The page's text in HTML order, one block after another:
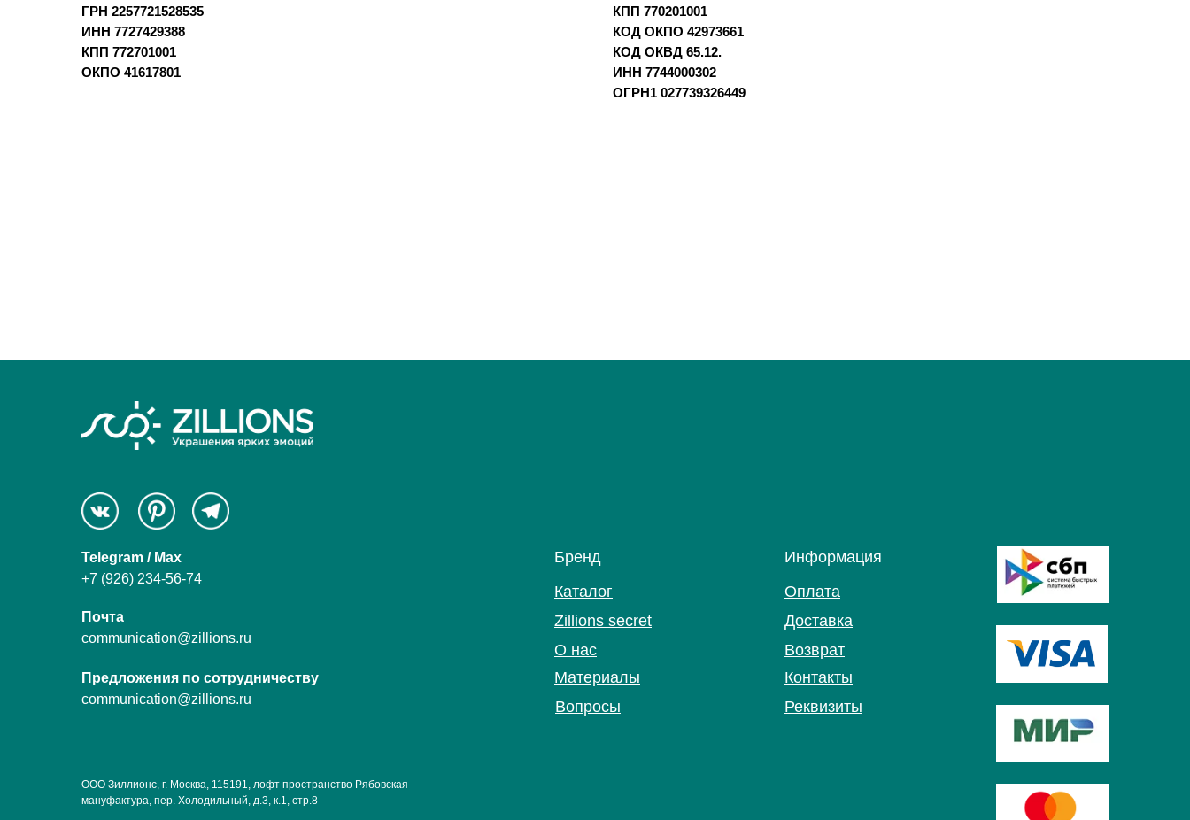
ГРН 2257721528535
ИНН 7727429388
КПП 772701001
ОКПО 41617801
КПП 770201001
КОД ОКПО 42973661
КОД ОКВД 65.12.
ИНН 7744000302
ОГРН1 027739326449
Предложения по сотрудничеству
communication@zillions.ru
ООО Зиллионс, г. Москва, 115191, лофт пространство Рябовская
мануфактура, пер. Холодильный, д.3, к.1, стр.8
Почта
communication@zillions.ru
Контакты
Вопросы
Материалы
О нас
Zillions secret
Возврат
Доставка
Оплата
Реквизиты
Информация
Бренд
Каталог
Telegram / Max
+7 (926) 234-56-74